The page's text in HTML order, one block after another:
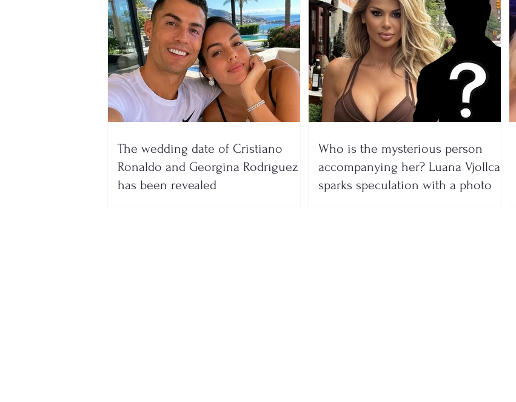
The wedding date of Cristiano
Ronaldo and Georgina Rodríguez
has been revealed
Who is the mysterious person
accompanying her? Luana Vjollca
sparks speculation with a photo